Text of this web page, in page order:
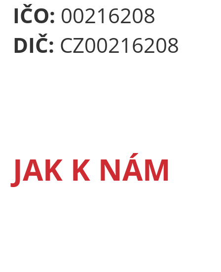
IČO: 00216208
DIČ: CZ00216208
JAK K NÁM